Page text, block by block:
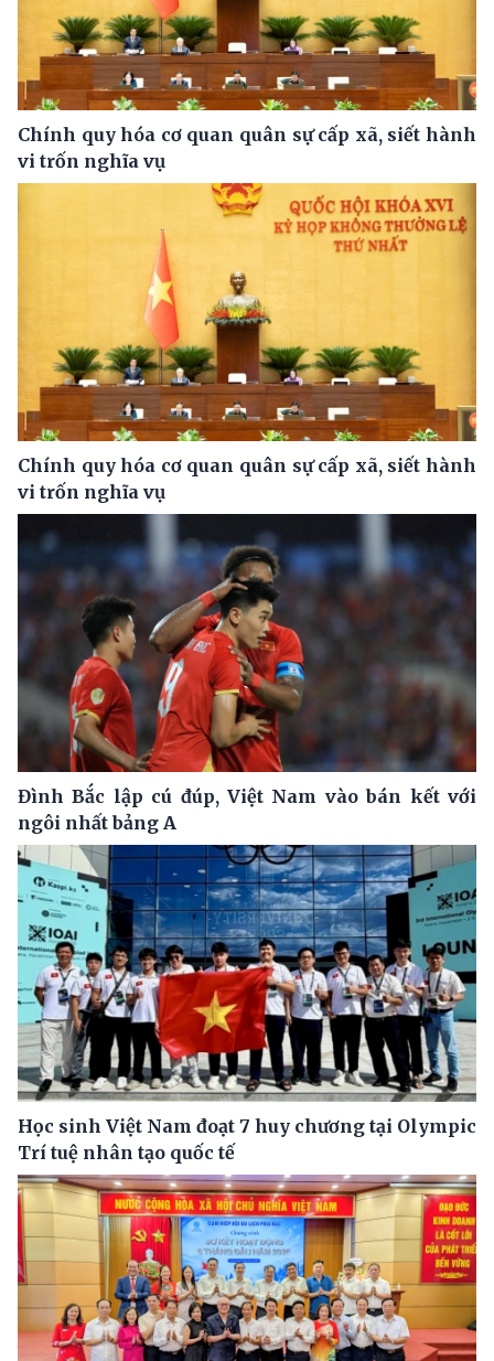
Chính quy hóa cơ quan quân sự cấp xã, siết hành
vi trốn nghĩa vụ
Chính quy hóa cơ quan quân sự cấp xã, siết hành
vi trốn nghĩa vụ
Đình Bắc lập cú đúp, Việt Nam vào bán kết với
ngôi nhất bảng A
Học sinh Việt Nam đoạt 7 huy chương tại Olympic
Trí tuệ nhân tạo quốc tế